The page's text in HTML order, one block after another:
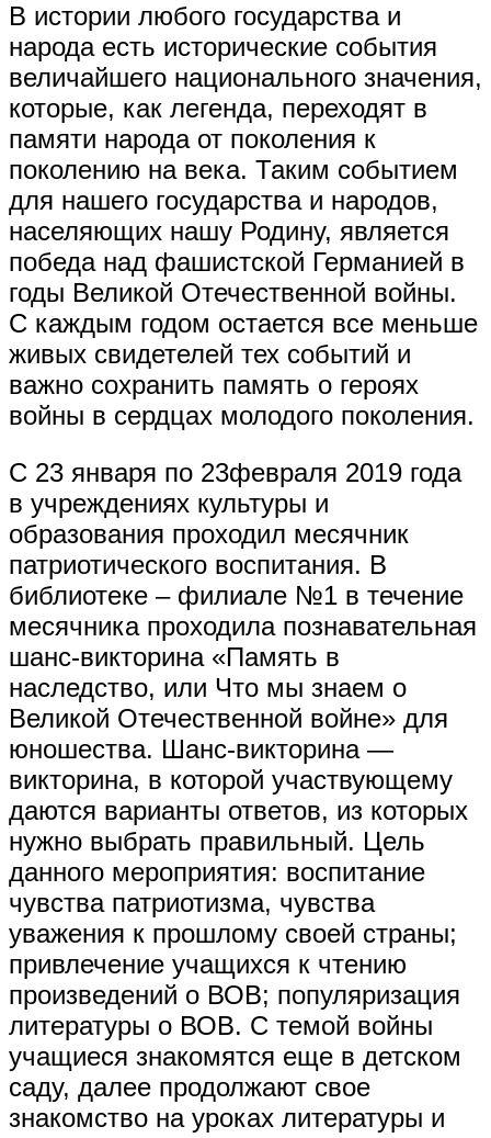
В истории любого государства и
народа есть исторические события
величайшего национального значения,
которые, как легенда, переходят в
памяти народа от поколения к
поколению на века. Таким событием
для нашего государства и народов,
населяющих нашу Родину, является
победа над фашистской Германией в
годы Великой Отечественной войны.
С каждым годом остается все меньше
живых свидетелей тех событий и
важно сохранить память о героях
войны в сердцах молодого поколения.
С 23 января по 23февраля 2019 года
в учреждениях культуры и
образования проходил месячник
патриотического воспитания. В
библиотеке – филиале №1 в течение
месячника проходила познавательная
шанс-викторина «Память в
наследство, или Что мы знаем о
Великой Отечественной войне» для
юношества. Шанс-викторина —
викторина, в которой участвующему
даются варианты ответов, из которых
нужно выбрать правильный. Цель
данного мероприятия: воспитание
чувства патриотизма, чувства
уважения к прошлому своей страны;
привлечение учащихся к чтению
произведений о ВОВ; популяризация
литературы о ВОВ. С темой войны
учащиеся знакомятся еще в детском
саду, далее продолжают свое
знакомство на уроках литературы и